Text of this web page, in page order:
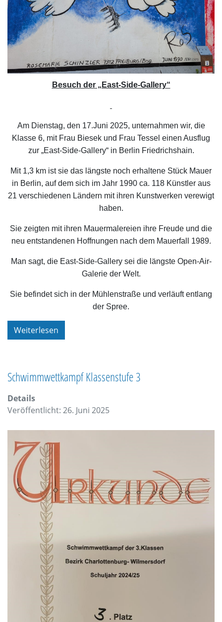
Besuch der „East-Side-Gallery“
Am Dienstag, den 17.Juni 2025, unternahmen wir, die
Klasse 6, mit Frau Biesek und Frau Tessel einen Ausflug
zur „East-Side-Gallery“ in Berlin Friedrichshain.
Mit 1,3 km ist sie das längste noch erhaltene Stück Mauer
in Berlin, auf dem sich im Jahr 1990 ca. 118 Künstler aus
21 verschiedenen Ländern mit ihren Kunstwerken verewigt
haben.
Sie zeigten mit ihren Mauermalereien ihre Freude und die
neu entstandenen Hoffnungen nach dem Mauerfall 1989.
Man sagt, die East-Side-Gallery sei die längste Open-Air-
Galerie der Welt.
Sie befindet sich in der Mühlenstraße und verläuft entlang
der Spree.
Weiterlesen
Schwimmwettkampf Klassenstufe 3
Details
Veröffentlicht: 26. Juni 2025